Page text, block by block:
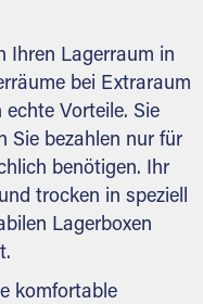
Ihren Lagerraum in
bei Extraraum
Vorteile. Sie
Sie bezahlen nur für
benötigen. Ihr
trocken in speziell
Lagerboxen
komfortable